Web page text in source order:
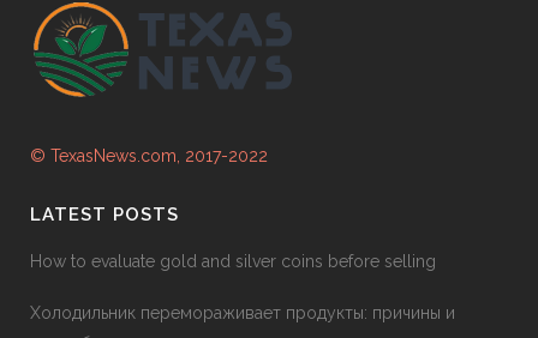
© TexasNews.com, 2017-2022
LATEST POSTS
How to evaluate gold and silver coins before selling
Холодильник перемораживает продукты: причины и